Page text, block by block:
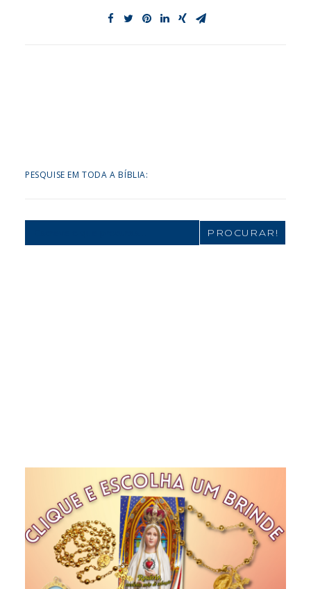
PESQUISE EM TODA A BÍBLIA:
Search